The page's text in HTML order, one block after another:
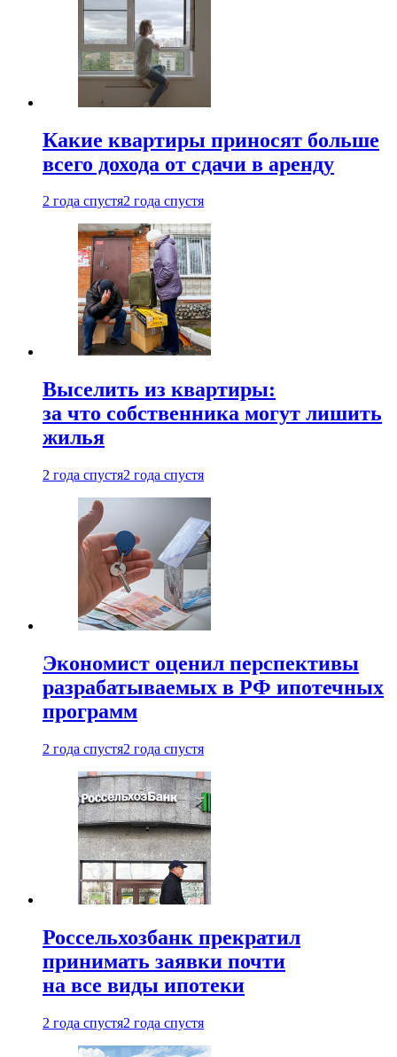
Какие квартиры приносят больше
всего дохода от сдачи в аренду
2 года спустя2 года спустя
Выселить из квартиры:
за что собственника могут лишить
жилья
2 года спустя2 года спустя
Экономист оценил перспективы
разрабатываемых в РФ ипотечных
программ
2 года спустя2 года спустя
Россельхозбанк прекратил
принимать заявки почти
на все виды ипотеки
2 года спустя2 года спустя